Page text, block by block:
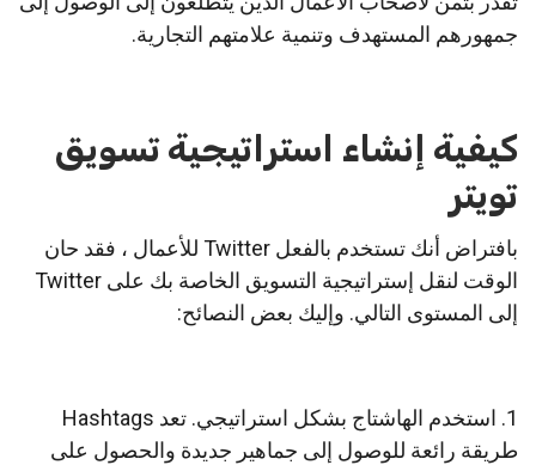
جمهورهم المستهدف وتنمية علامتهم التجارية.
كيفية إنشاء استراتيجية تسويق
تويتر
بافتراض أنك تستخدم بالفعل Twitter للأعمال ، فقد حان
الوقت لنقل إستراتيجية التسويق الخاصة بك على Twitter
إلى المستوى التالي. وإليك بعض النصائح:
1. استخدم الهاشتاج بشكل استراتيجي.
تعد Hashtags
طريقة رائعة للوصول إلى جماهير جديدة والحصول على